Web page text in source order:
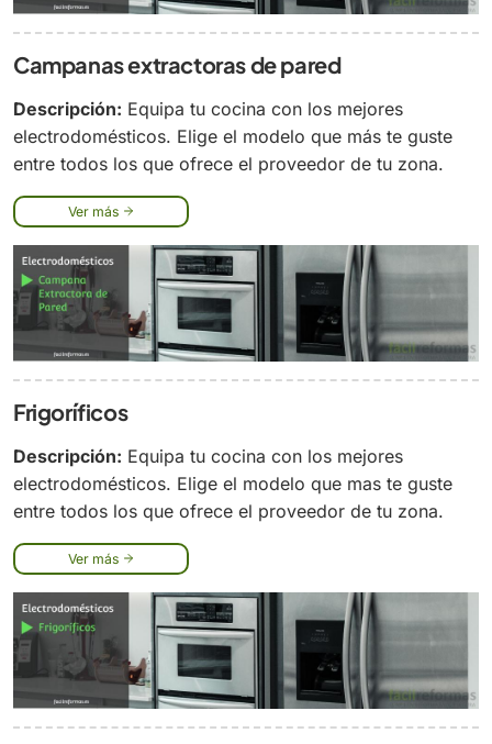
Campanas extractoras de pared
Descripción: Equipa tu cocina con los mejores
electrodomésticos. Elige el modelo que más te guste
entre todos los que ofrece el proveedor de tu zona.
Ver más
Frigoríficos
Descripción: Equipa tu cocina con los mejores
electrodomésticos. Elige el modelo que mas te guste
entre todos los que ofrece el proveedor de tu zona.
Ver más